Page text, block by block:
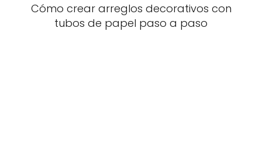
Cómo crear arreglos decorativos con
tubos de papel paso a paso